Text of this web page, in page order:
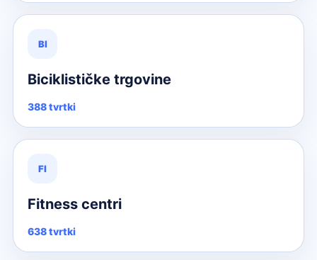
BI
Biciklističke trgovine
388 tvrtki
FI
Fitness centri
638 tvrtki